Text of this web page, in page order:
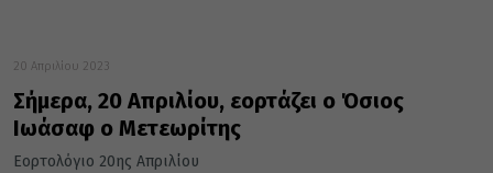
20 Απριλίου 2023
Σήμερα, 20 Απριλίου, εορτάζει ο Όσιος
Ιωάσαφ ο Μετεωρίτης
Εορτολόγιο 20ης Απριλίου